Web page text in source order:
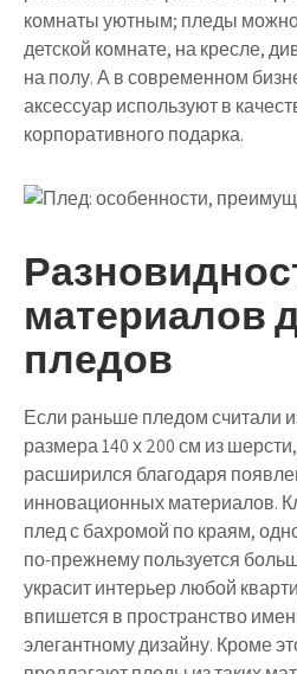
комнаты уютным; пледы можно
детской комнате, на кресле,
на полу. А в современном
аксессуар используют в
корпоративного подарка.
материалов
пледов
Если раньше пледом считали
размера 140 х 200 см из
расширился благодаря
инновационных материалов.
плед с бахромой по краям,
по-прежнему пользуется
украсит интерьер любой
впишется в пространство
элегантному дизайну. Кроме